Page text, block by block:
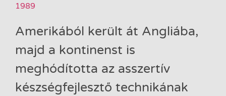
1989
Amerikából ​került át Angliába,
majd a kontinenst is
meghódította az asszertív
készségfejlesztő technikának